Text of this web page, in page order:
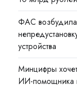
ФАС
устройства
Минцифры
ИИ-помощника